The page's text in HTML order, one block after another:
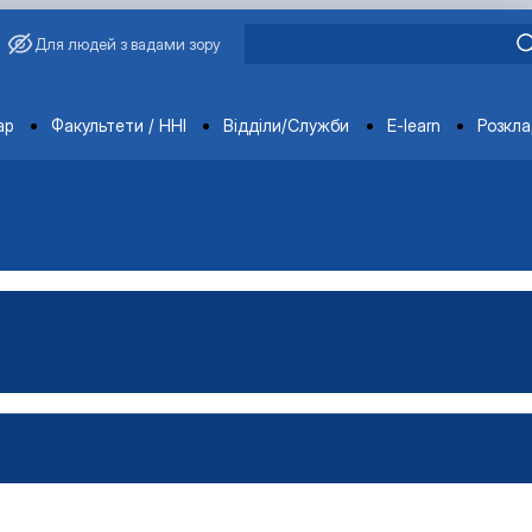
Для людей з вадами зору
Факультети / ННІ Відділи/Служби E-learn